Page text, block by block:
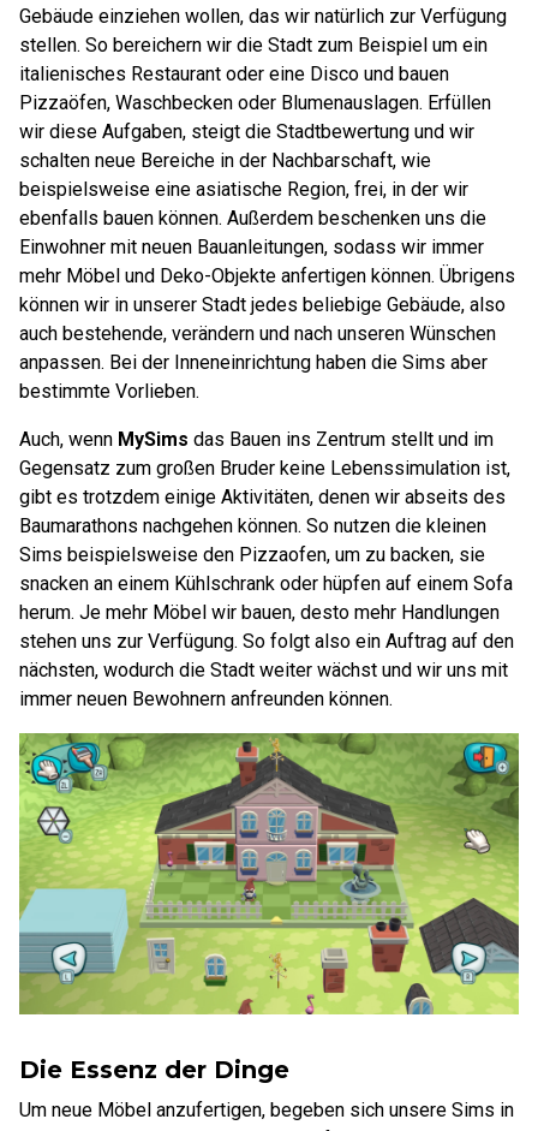
Gebäude einziehen wollen, das wir natürlich zur Verfügung
stellen. So bereichern wir die Stadt zum Beispiel um ein
italienisches Restaurant oder eine Disco und bauen
Pizzaöfen, Waschbecken oder Blumenauslagen. Erfüllen
wir diese Aufgaben, steigt die Stadtbewertung und wir
schalten neue Bereiche in der Nachbarschaft, wie
beispielsweise eine asiatische Region, frei, in der wir
ebenfalls bauen können. Außerdem beschenken uns die
Einwohner mit neuen Bauanleitungen, sodass wir immer
mehr Möbel und Deko-Objekte anfertigen können. Übrigens
können wir in unserer Stadt jedes beliebige Gebäude, also
auch bestehende, verändern und nach unseren Wünschen
anpassen. Bei der Inneneinrichtung haben die Sims aber
bestimmte Vorlieben.
Auch, wenn MySims das Bauen ins Zentrum stellt und im
Gegensatz zum großen Bruder keine Lebenssimulation ist,
gibt es trotzdem einige Aktivitäten, denen wir abseits des
Baumarathons nachgehen können. So nutzen die kleinen
Sims beispielsweise den Pizzaofen, um zu backen, sie
snacken an einem Kühlschrank oder hüpfen auf einem Sofa
herum. Je mehr Möbel wir bauen, desto mehr Handlungen
stehen uns zur Verfügung. So folgt also ein Auftrag auf den
nächsten, wodurch die Stadt weiter wächst und wir uns mit
immer neuen Bewohnern anfreunden können.
Die Essenz der Dinge
Um neue Möbel anzufertigen, begeben sich unsere Sims in